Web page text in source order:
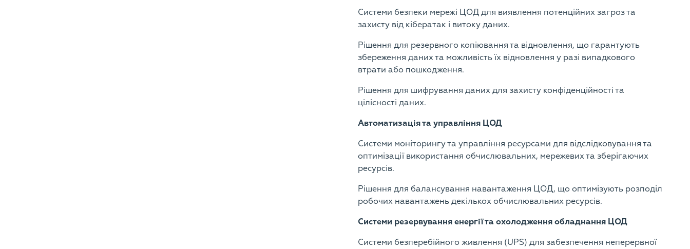
Системи безпеки мережі ЦОД для виявлення потенційних загроз та
захисту від кібератак і витоку даних.
Рішення для резервного копіювання та відновлення, що гарантують
збереження даних та можливість їх відновлення у разі випадкового
втрати або пошкодження.
Рішення для шифрування даних для захисту конфіденційності та
цілісності даних.
Автоматизація та управління ЦОД
Системи моніторингу та управління ресурсами для відслідковування та
оптимізації використання обчислювальних, мережевих та зберігаючих
ресурсів.
Рішення для балансування навантаження ЦОД, що оптимізують розподіл
робочих навантажень декількох обчислювальних ресурсів.
Системи резервування енергії та охолодження обладнання ЦОД
Системи безперебійного живлення (UPS) для забезпечення неперервної